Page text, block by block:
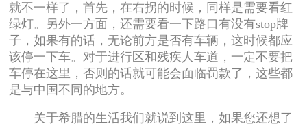
就不一样了，首先，在右拐的时候，同样是需要看红
绿灯。另外一方面，还需要看一下路口有没有stop牌
子，如果有的话，无论前方是否有车辆，这时候都应
该停一下车。对于进行区和残疾人车道，一定不要把
车停在这里，否则的话就可能会面临罚款了，这些都
是与中国不同的地方。
关于希腊的生活我们就说到这里，如果您还想了